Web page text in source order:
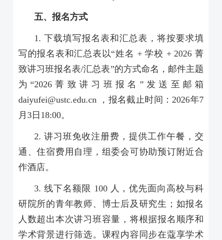
五、报名方式
1. 下载填写报名表和汇总表，将按要求填
写的报名表和汇总表以“姓名 + 学校 + 2026 菁
致讲习班报名表/汇总表”的方式命名，邮件主题
为“2026菁致讲习班报名”发送至邮箱
daiyufei@ustc.edu.cn ，报名截止时间：2026年7
月3日18:00。
2. 讲习班免收注册费，提供工作午餐，交
通、住宿费用自理，组委会可协助预订附近合
作酒店。
3. 线下名额限 100 人，优先面向高校与科
研院所的青年教师、博士后及研究生；如报名
人数超出本次讲习班容量，将根据报名顺序和
学术背景进行筛选。课程内容同步在蔻享学术